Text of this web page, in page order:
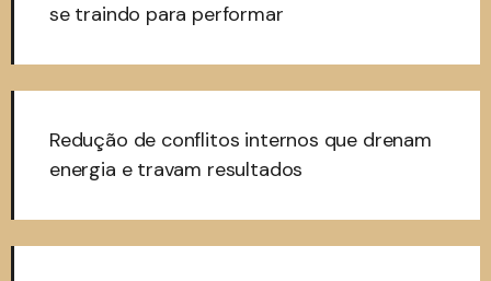
se traindo para performar
Redução de conflitos internos que drenam
energia e travam resultados